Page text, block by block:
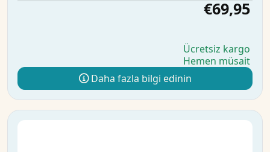
€69,95
Ücretsiz kargo
Hemen müsait
Daha fazla bilgi edinin